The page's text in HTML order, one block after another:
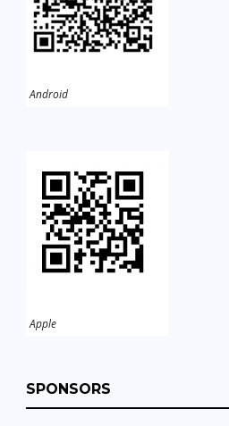
Android
Apple
SPONSORS